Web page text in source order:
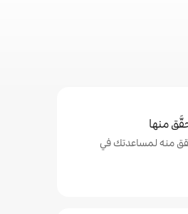
منها
مُتحقق منه لمساعدتك في